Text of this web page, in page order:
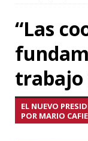
“Las
trabajo
EL NUEVO
POR MARIO